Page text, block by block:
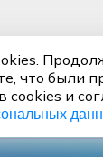
что были
cookies и